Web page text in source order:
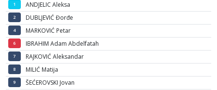
1 ANDJELIC Aleksa
2 DUBLJEVIĆ Đorđe
4 MARKOVIĆ Petar
6 IBRAHIM Adam Abdelfatah
7 RAJKOVIĆ Aleksandar
8 MILIĆ Matija
9 ŠEĆEROVSKI Jovan